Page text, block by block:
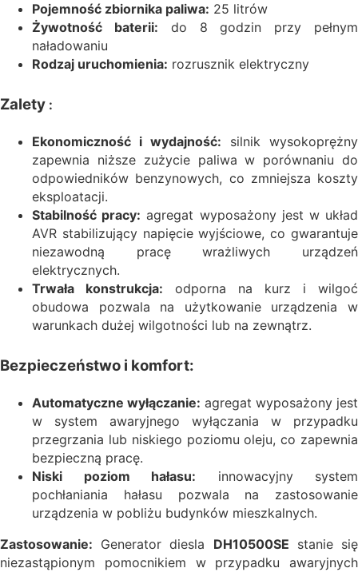
Pojemność zbiornika paliwa: 25 litrów
Żywotność baterii: do 8 godzin przy pełnym
naładowaniu
Rodzaj uruchomienia: rozrusznik elektryczny
Zalety :
Ekonomiczność i wydajność: silnik wysokoprężny
zapewnia niższe zużycie paliwa w porównaniu do
odpowiedników benzynowych, co zmniejsza koszty
eksploatacji.
Stabilność pracy: agregat wyposażony jest w układ
AVR stabilizujący napięcie wyjściowe, co gwarantuje
niezawodną pracę wrażliwych urządzeń
elektrycznych.
Trwała konstrukcja: odporna na kurz i wilgoć
obudowa pozwala na użytkowanie urządzenia w
warunkach dużej wilgotności lub na zewnątrz.
Bezpieczeństwo i komfort:
Automatyczne wyłączanie: agregat wyposażony jest
w system awaryjnego wyłączania w przypadku
przegrzania lub niskiego poziomu oleju, co zapewnia
bezpieczną pracę.
Niski poziom hałasu: innowacyjny system
pochłaniania hałasu pozwala na zastosowanie
urządzenia w pobliżu budynków mieszkalnych.
Zastosowanie: Generator diesla DH10500SE stanie się
niezastąpionym pomocnikiem w przypadku awaryjnych